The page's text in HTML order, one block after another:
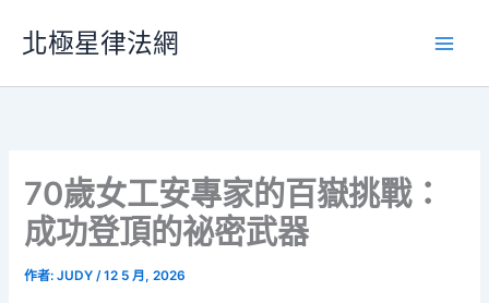
要
北極星律法網
70歲女工安專家的百嶽挑戰：
成功登頂的祕密武器
作者:JUDY/12 5 月, 2026